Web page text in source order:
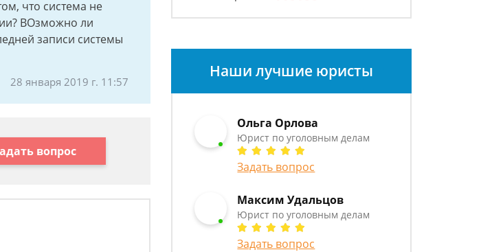
что система не
ВОзможно ли
записи системы
28 января 2019 г. 11:57
вопрос
Наши лучшие юристы
Ольга Орлова
Юрист по уголовным делам
Задать вопрос
Максим Удальцов
Юрист по уголовным делам
Задать вопрос